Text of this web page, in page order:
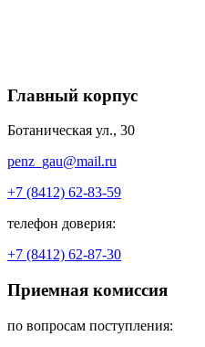
Главный корпус
Ботаническая ул., 30
penz_gau@mail.ru
+7 (8412) 62-83-59
телефон доверия:
+7 (8412) 62-87-30
Приемная комиссия
по вопросам поступления: